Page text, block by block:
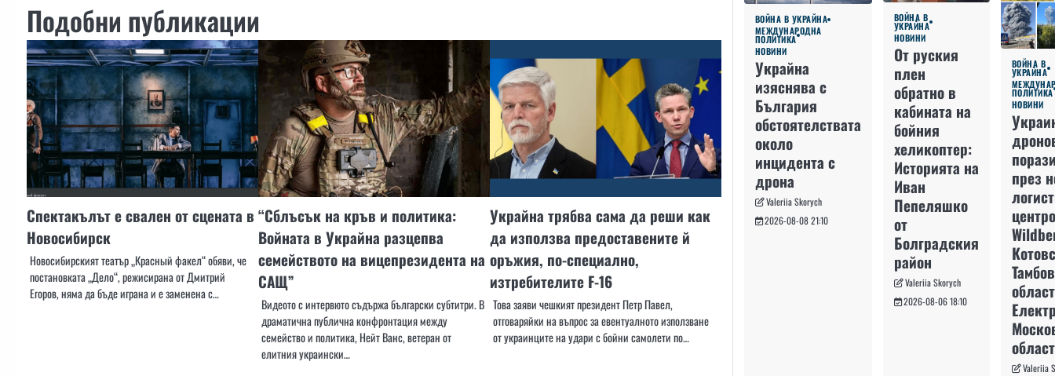
Подобни публикации
Спектакълът е свален от сцената в
Новосибирск
Новосибирският театър „Красный факел“ обяви, че
постановката „Дело“, режисирана от Дмитрий
Егоров, няма да бъде играна и е заменена с…
“Сблъсък на кръв и политика:
Войната в Украйна разцепва
семейството на вицепрезидента на
САЩ”
Видеото с интервюто съдържа български субтитри. В
драматична публична конфронтация между
семейство и политика, Нейт Ванс, ветеран от
елитния украински…
Украйна трябва сама да реши как
да използва предоставените й
оръжия, по-специално,
изтребителите F-16
Това заяви чешкият президент Петр Павел,
отговаряйки на въпрос за евентуалното използване
от украинците на удари с бойни самолети по…
ВОЙНА В УКРАЙНА
МЕЖДУНАРОДНА
ПОЛИТИКА
НОВИНИ
Украйна
изяснява с
България
обстоятелствата
около
инцидента с
дрона
Valeriia Skorych
2026-08-08 21:10
ВОЙНА В
УКРАЙНА
НОВИНИ
От руския
плен
обратно в
кабината на
бойния
хеликоптер:
Историята на
Иван
Пепеляшко
от
Болградския
район
Valeriia Skorych
2026-08-06 18:10
ВОЙНА В
УКРАЙНА
ПОЛИТИКА
НОВИНИ
през
област
Valeriia